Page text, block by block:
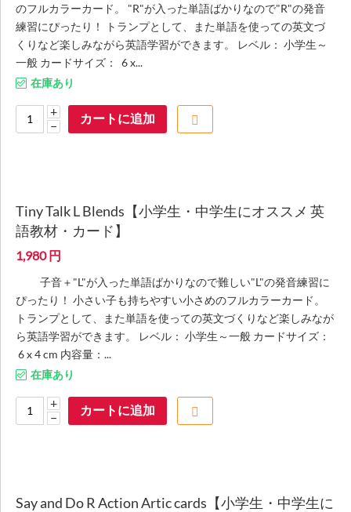
のフルカラーカード。 "R"が入った単語ばかりなので"R"の発音
練習にぴったり！ トランプとして、また単語を使っての英文づ
くりなど楽しみながら英語学習ができます。 レベル： 小学生～
一般 カードサイズ： 6 x...
在庫あり
+
−
カートに追加
Tiny Talk L Blends【小学生・中学生にオススメ 英
語教材・カード】
1,980 円
子音＋"L"が入った単語ばかりなので難しい"L"の発音練習に
ぴったり！ 小さい子も持ちやすい小さめのフルカラーカード。
トランプとして、また単語を使っての英文づくりなど楽しみなが
ら英語学習ができます。 レベル： 小学生～一般 カードサイズ：
6 x 4 cm 内容量：...
在庫あり
+
−
カートに追加
Say and Do R Action Artic cards【小学生・中学生に